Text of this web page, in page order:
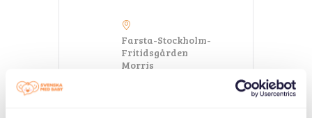
Farsta-Stockholm-
Fritidsgården
Morris